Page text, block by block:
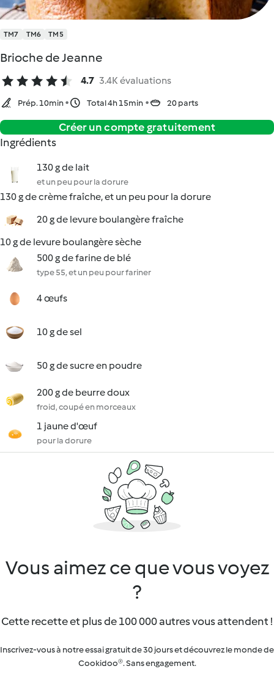
TM7 TM6 TM5
Brioche de Jeanne
4.7 3.4K évaluations
Prép. 10min Total 4h 15min 20 parts
Créer un compte gratuitement
Ingrédients
130 g de lait
et un peu pour la dorure
130 g de crème fraîche, et un peu pour la dorure
20 g de levure boulangère fraîche
10 g de levure boulangère sèche
500 g de farine de blé
type 55, et un peu pour fariner
4 œufs
10 g de sel
50 g de sucre en poudre
200 g de beurre doux
froid, coupé en morceaux
1 jaune d'œuf
pour la dorure
Vous aimez ce que vous voyez
?
Cette recette et plus de 100 000 autres vous attendent !
Inscrivez-vous à notre essai gratuit de 30 jours et découvrez le monde de
Cookidoo®. Sans engagement.